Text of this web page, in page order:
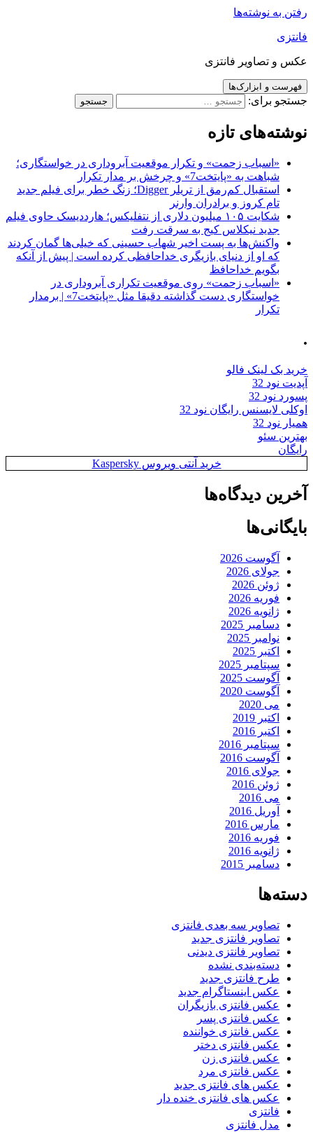
رفتن به نوشته‌ها
فانتزی
عکس و تصاویر فانتزی
فهرست و ابزارک‌ها
جستجو برای:
نوشته‌های تازه
«اسباب زحمت» و تکرار موقعیت آبروداری در خواستگاری؛
شباهت به «پایتخت7» و چرخش بر مدار تکرار
استقبال کم‌رمق از تریلر Digger؛ زنگ خطر برای فیلم جدید
تام کروز و برادران وارنر
شکایت ۱۰۵ میلیون دلاری از نتفلیکس؛ هارددیسک حاوی فیلم
جدید نیکلاس کیج به سرقت رفت
واکنش‌ها به پست اخیر شهاب حسینی که خیلی‌ها گمان کردند
که او از دنیای بازیگری خداحافظی کرده است | پیش از آنکه
بگویم خداحافظ
«اسباب زحمت» روی موقعیت تکراری آبروداری در
خواستگاری دست گذاشته دقیقا مثل «پایتخت7» | برمدار
تکرار
.
خرید بک لینک فالو
آپدیت نود 32
پسورد نود 32
اوکلی لایسنس رایگان نود 32
همیار نود 32
بهترین سئو
رایگان
خرید آنتی ویروس Kaspersky
آخرین دیدگاه‌ها
بایگانی‌ها
آگوست 2026
جولای 2026
ژوئن 2026
فوریه 2026
ژانویه 2026
دسامبر 2025
نوامبر 2025
اکتبر 2025
سپتامبر 2025
آگوست 2025
آگوست 2020
می 2020
اکتبر 2019
اکتبر 2016
سپتامبر 2016
آگوست 2016
جولای 2016
ژوئن 2016
می 2016
آوریل 2016
مارس 2016
فوریه 2016
ژانویه 2016
دسامبر 2015
دسته‌ها
تصاویر سه بعدی فانتزی
تصاویر فانتزی جدید
تصاویر فانتزی دیدنی
دسته‌بندی نشده
طرح فانتزی جدید
عکس اینستاگرام جدید
عکس فانتزی بازیگران
عکس فانتزی پسر
عکس فانتزی خواننده
عکس فانتزی دختر
عکس فانتزی زن
عکس فانتزی مرد
عکس های فانتزی جدید
عکس های فانتزی خنده دار
فانتزی
مدل فانتزی